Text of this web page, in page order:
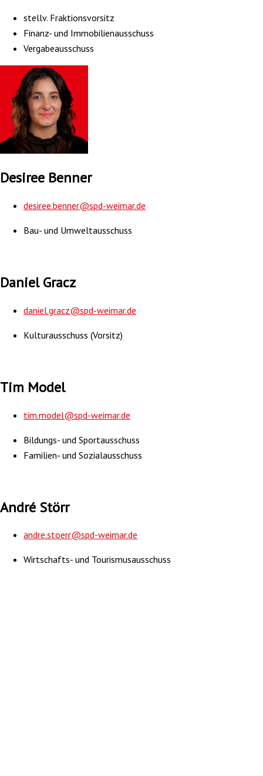
stellv. Fraktionsvorsitz
Finanz- und Immobilienausschuss
Vergabeausschuss
Desiree Benner
desiree.benner@spd-weimar.de
Bau- und Umweltausschuss
Daniel Gracz
daniel.gracz@spd-weimar.de
Kulturausschuss (Vorsitz)
Tim Model
tim.model@spd-weimar.de
Bildungs- und Sportausschuss
Familien- und Sozialausschuss
André Störr
andre.stoerr@spd-weimar.de
Wirtschafts- und Tourismusausschuss